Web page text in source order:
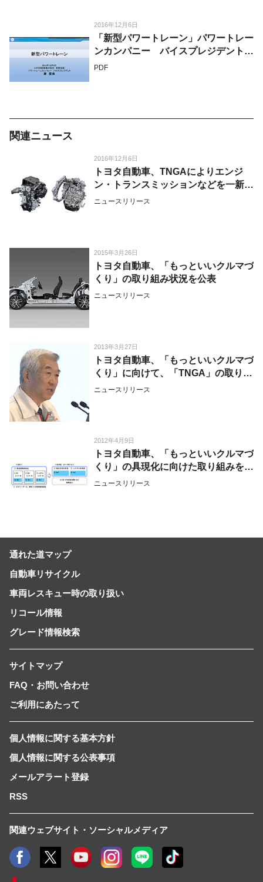
2016年12月6日
「新型パワートレーン」パワートレー
ンカンパニー バイスプレジデント
岸 宏尚
PDF
関連ニュース
2016年12月6日
トヨタ自動車、TNGAによりエンジ
ン・トランスミッションなどを一新
し、スムースでキビキビとした“思い
ニュースリリース
2015年3月26日
トヨタ自動車、「もっといいクルマづ
くり」の取り組み状況を公表
ニュースリリース
2013年3月27日
トヨタ自動車、「もっといいクルマづ
くり」に向けて、「TNGA」の取り組
み状況を公表
ニュースリリース
2012年4月9日
トヨタ自動車、「もっといいクルマづ
くり」の具現化に向けた取り組みを公
表
ニュースリリース
通れた道マップ
自動車リサイクル
車両レスキュー時の取り扱い
リコール情報
グレード情報検索
サイトマップ
FAQ・お問い合わせ
ご利用にあたって
個人情報に関する基本方針
個人情報に関する公表事項
メールアラート登録
RSS
関連ウェブサイト・ソーシャルメディア